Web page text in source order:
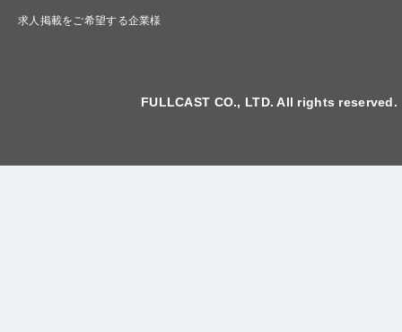
求人掲載をご希望する企業様
FULLCAST CO., LTD. All rights reserved.